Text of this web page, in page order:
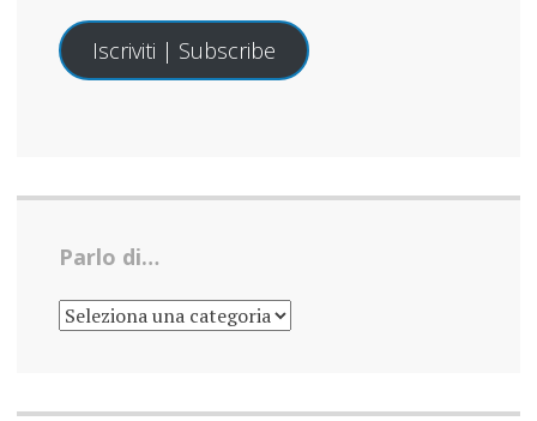
Iscriviti | Subscribe
Parlo di…
PARLO
DI…